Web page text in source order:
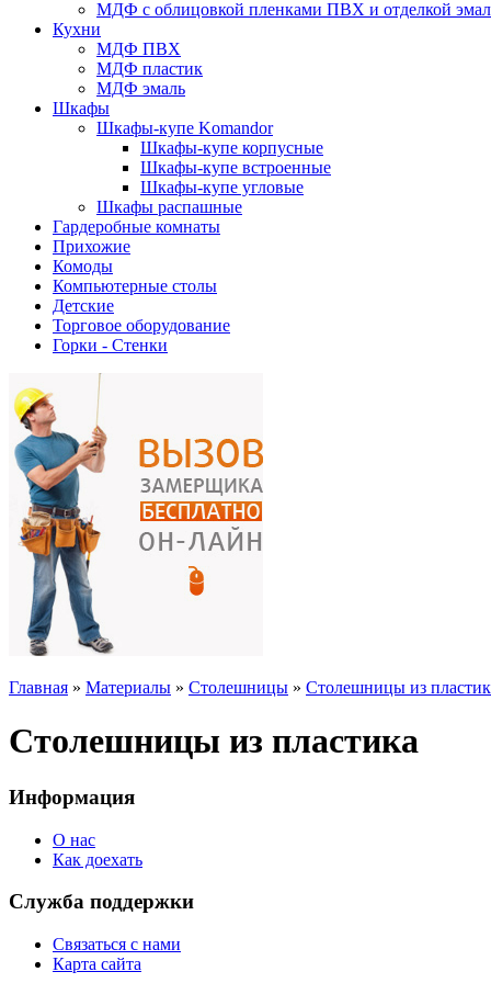
МДФ с облицовкой пленками ПВХ и отделкой
Кухни
МДФ ПВХ
МДФ пластик
МДФ эмаль
Шкафы
Шкафы-купе Komandor
Шкафы-купе корпусные
Шкафы-купе встроенные
Шкафы-купе угловые
Шкафы распашные
Гардеробные комнаты
Прихожие
Комоды
Компьютерные столы
Детские
Торговое оборудование
Горки - Стенки
Главная » Материалы » Столешницы » Столешницы из
Столешницы из пластика
Информация
О нас
Как доехать
Служба поддержки
Связаться с нами
Карта сайта